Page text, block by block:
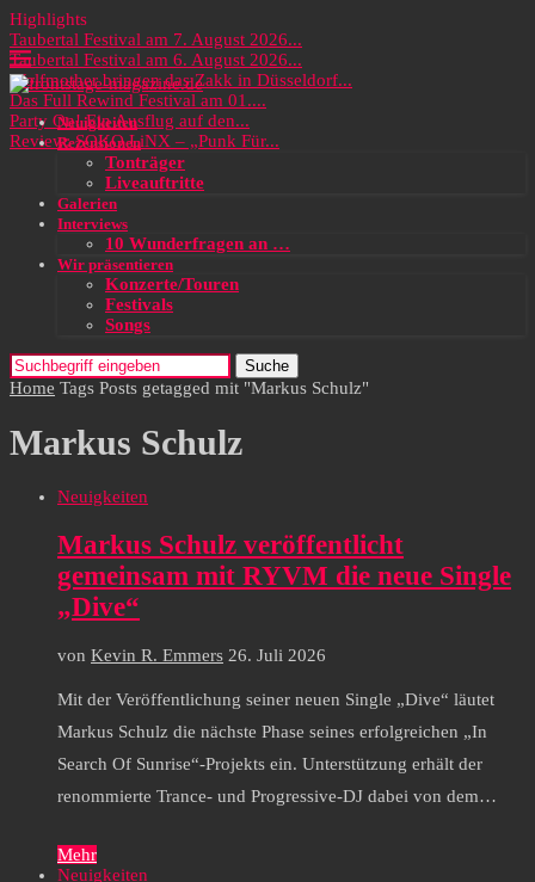
Highlights
Taubertal Festival am 7. August 2026...
Taubertal Festival am 6. August 2026...
Wolfmother bringen das Zakk in Düsseldorf...
Das Full Rewind Festival am 01....
Party On! Ein Ausflug auf den...
Review: SOKO LiNX – „Punk Für...
Neuigkeiten
Rezensionen
Tonträger
Liveauftritte
Galerien
Interviews
10 Wunderfragen an …
Wir präsentieren
Konzerte/Touren
Festivals
Songs
Suche
Home Tags Posts getagged mit "Markus Schulz"
Markus Schulz
Neuigkeiten
Markus Schulz veröffentlicht
gemeinsam mit RYVM die neue Single
„Dive“
von Kevin R. Emmers 26. Juli 2026
Mit der Veröffentlichung seiner neuen Single „Dive“ läutet
Markus Schulz die nächste Phase seines erfolgreichen „In
Search Of Sunrise“-Projekts ein. Unterstützung erhält der
renommierte Trance- und Progressive-DJ dabei von dem…
Mehr
Neuigkeiten